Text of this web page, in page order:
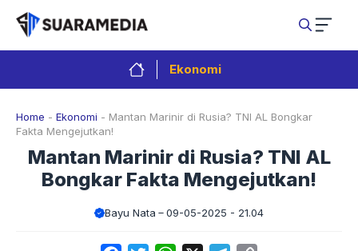
Langsung
isi
Ekonomi
Home - Ekonomi - Mantan Marinir di Rusia? TNI AL Bongkar
Fakta Mengejutkan!
Mantan Marinir di Rusia? TNI AL
Bongkar Fakta Mengejutkan!
Bayu Nata 09-05-2025 - 21.04